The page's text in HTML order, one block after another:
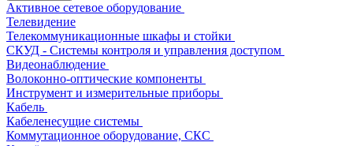
Активное сетевое оборудование
Телевидение
Телекоммуникационные шкафы и стойки
СКУД - Системы контроля и управления доступом
Видеонаблюдение
Волоконно-оптические компоненты
Инструмент и измерительные приборы
Кабель
Кабеленесущие системы
Коммутационное оборудование, СКС